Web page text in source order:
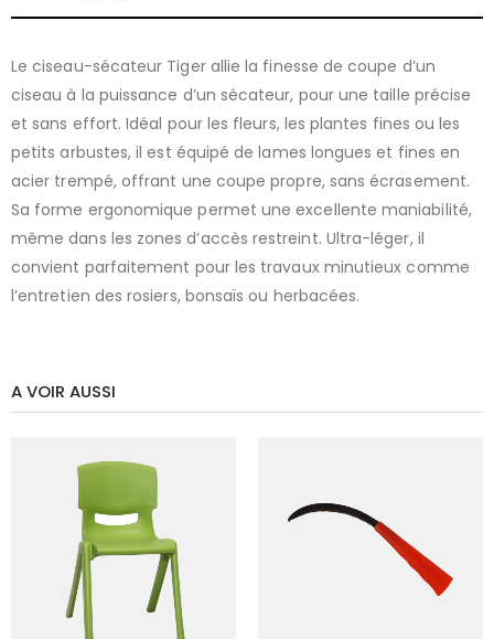
Le ciseau-sécateur Tiger allie la finesse de coupe d’un
ciseau à la puissance d’un sécateur, pour une taille précise
et sans effort. Idéal pour les fleurs, les plantes fines ou les
petits arbustes, il est équipé de lames longues et fines en
acier trempé, offrant une coupe propre, sans écrasement.
Sa forme ergonomique permet une excellente maniabilité,
même dans les zones d’accès restreint. Ultra-léger, il
convient parfaitement pour les travaux minutieux comme
l’entretien des rosiers, bonsaïs ou herbacées.
A VOIR AUSSI